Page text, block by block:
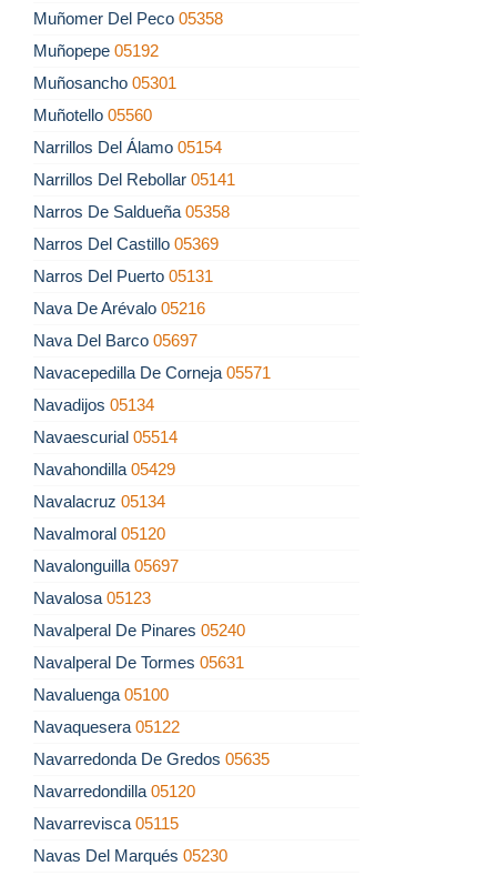
Muñomer Del Peco 05358
Muñopepe 05192
Muñosancho 05301
Muñotello 05560
Narrillos Del Álamo 05154
Narrillos Del Rebollar 05141
Narros De Saldueña 05358
Narros Del Castillo 05369
Narros Del Puerto 05131
Nava De Arévalo 05216
Nava Del Barco 05697
Navacepedilla De Corneja 05571
Navadijos 05134
Navaescurial 05514
Navahondilla 05429
Navalacruz 05134
Navalmoral 05120
Navalonguilla 05697
Navalosa 05123
Navalperal De Pinares 05240
Navalperal De Tormes 05631
Navaluenga 05100
Navaquesera 05122
Navarredonda De Gredos 05635
Navarredondilla 05120
Navarrevisca 05115
Navas Del Marqués 05230